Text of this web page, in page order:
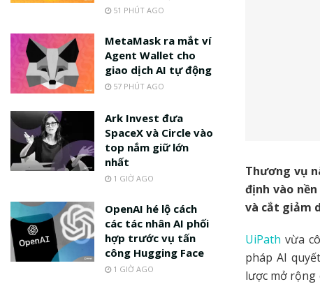
Thương vụ
định vào
và cắt giảm
UiPath vừa
pháp AI
lược mở rộng
51 PHÚT AGO
MetaMask ra mắt ví
Agent Wallet cho
giao dịch AI tự động
57 PHÚT AGO
Ark Invest đưa
SpaceX và Circle vào
top nắm giữ lớn
nhất
1 GIỜ AGO
OpenAI hé lộ cách
các tác nhân AI phối
hợp trước vụ tấn
công Hugging Face
1 GIỜ AGO